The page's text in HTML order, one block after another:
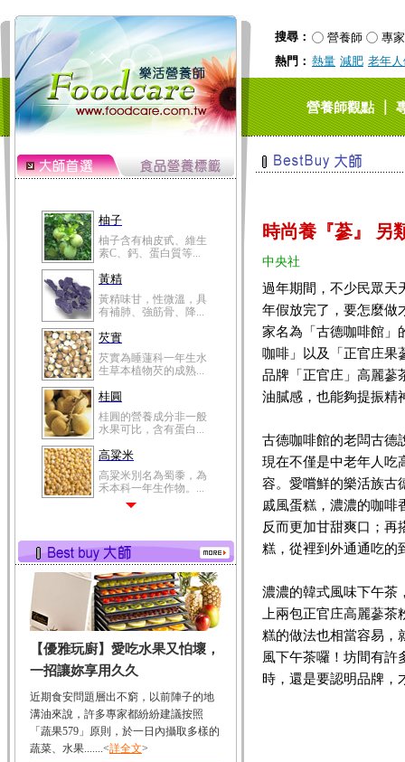
搜尋： 營養師
專家
熱門： 熱量 減肥 老年
營養師觀點｜
柚子
柚子含有柚皮甙、維生
素C、鈣、蛋白質等...
黃精
黃精味甘，性微溫，具
有補肺、強筋骨、降...
芡實
芡實為睡蓮科一年生水
生草本植物芡的成熟...
桂圓
桂圓的營養成分非一般
水果可比，含有蛋白...
高粱米
高粱米別名為蜀黍，為
禾本科一年生作物。...
有蛋白質、脂肪、磷...
鮪魚
鮪魚肚肉中的不飽和脂
肪酸內富含EPA和DH...
韭菜
韭菜所含的膳食纖維能
幫助消化與通便；揮...
冬瓜
冬瓜營養價值高，鈉含
量極低是水腫病人的...
豆豉
【優雅玩廚】愛吃水果又怕壞，
一招讓妳享用久久
近期食安問題層出不窮，以前陣子的地
溝油來說，許多專家都紛紛建議按照
「蔬果579」原則，於一日內攝取多樣的
蔬菜、水果.......<詳全文>
時尚養『蔘』 另
中央社
過年期間，不少民眾天
年假放完了，要怎麼做
家名為「古德咖啡館」
咖啡」以及「正官庄果
品牌「正官庄」高麗蔘
油膩感，也能夠提振精
古德咖啡館的老闆古德
現在不僅是中老年人吃
容。愛嚐鮮的樂活族古
戚風蛋糕，濃濃的咖啡
反而更加甘甜爽口；再
糕，從裡到外通通吃的
濃濃的韓式風味下午茶
上兩包正官庄高麗蔘
糕的做法也相當容易，
風下午茶囉！坊間有許
時，還是要認明品牌，